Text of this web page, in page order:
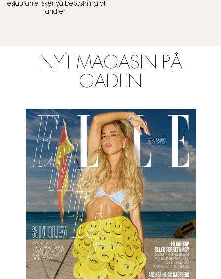
restauranter sker på bekostning af
andre”
NYT MAGASIN PÅ
GADEN